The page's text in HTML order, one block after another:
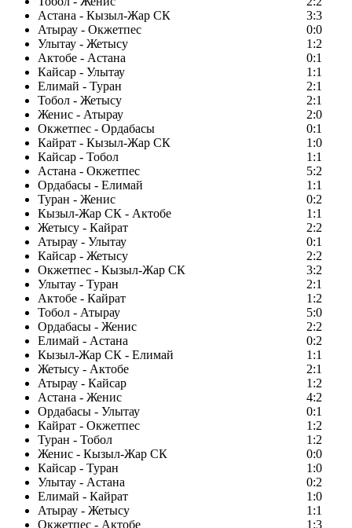
Астана - Кызыл-Жар СК
3:3
Атырау - Окжетпес
0:0
Улытау - Жетысу
1:2
Актобе - Астана
0:1
Кайсар - Улытау
1:1
Елимай - Туран
2:1
Тобол - Жетысу
2:1
Женис - Атырау
2:0
Окжетпес - Ордабасы
0:1
Кайрат - Кызыл-Жар СК
1:0
Кайсар - Тобол
1:1
Астана - Окжетпес
5:2
Ордабасы - Елимай
1:1
Туран - Женис
0:2
Кызыл-Жар СК - Актобе
1:1
Жетысу - Кайрат
2:2
Атырау - Улытау
0:1
Кайсар - Жетысу
2:2
Окжетпес - Кызыл-Жар СК
3:2
Улытау - Туран
2:1
Актобе - Кайрат
1:2
Тобол - Атырау
5:0
Ордабасы - Женис
2:2
Елимай - Астана
0:2
Кызыл-Жар СК - Елимай
1:1
Жетысу - Актобе
2:1
Атырау - Кайсар
1:2
Астана - Женис
4:2
Ордабасы - Улытау
0:1
Кайрат - Окжетпес
1:2
Туран - Тобол
1:2
Женис - Кызыл-Жар СК
0:0
Кайсар - Туран
1:0
Улытау - Астана
0:2
Елимай - Кайрат
1:0
Атырау - Жетысу
1:1
Окжетпес - Актобе
1:3